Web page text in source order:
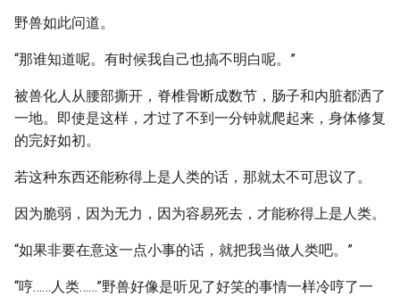
野兽如此问道。
“那谁知道呢。有时候我自己也搞不明白呢。”
被兽化人从腰部撕开，脊椎骨断成数节，肠子和内脏都洒了
一地。即使是这样，才过了不到一分钟就爬起来，身体修复
的完好如初。
若这种东西还能称得上是人类的话，那就太不可思议了。
因为脆弱，因为无力，因为容易死去，才能称得上是人类。
“如果非要在意这一点小事的话，就把我当做人类吧。”
“哼……人类……”野兽好像是听见了好笑的事情一样冷哼了一